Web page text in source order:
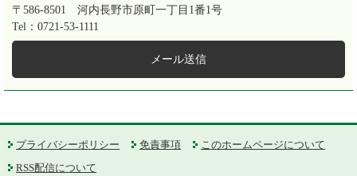
〒586-8501
河内長野市原町一丁目1番1号
Tel：0721-53-1111
メール送信
プライバシーポリシー 免責事項
このホームページについて
RSS配信について